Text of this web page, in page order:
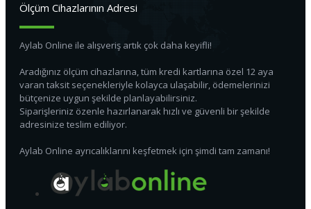
Ölçüm Cihazlarının Adresi
Aylab Online ile alışveriş artık çok daha keyifli!
Aradığınız ölçüm cihazlarına, tüm kredi kartlarına özel 12 aya
varan taksit seçenekleriyle kolayca ulaşabilir, ödemelerinizi
bütçenize uygun şekilde planlayabilirsiniz.
Siparişleriniz özenle hazırlanarak hızlı ve güvenli bir şekilde
adresinize teslim ediliyor.
Aylab Online ayrıcalıklarını keşfetmek için şimdi tam zamanı!